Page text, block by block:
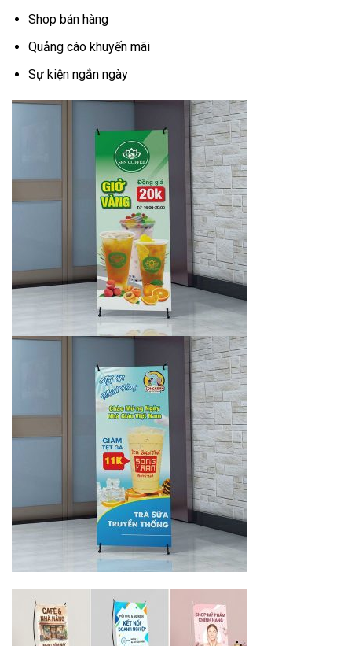
Shop bán hàng
Quảng cáo khuyến mãi
Sự kiện ngắn ngày